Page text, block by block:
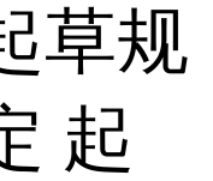
草规
起